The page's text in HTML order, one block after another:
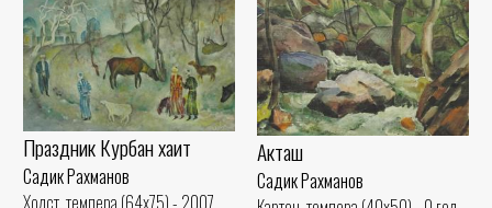
Акташ
Садик Рахманов
Праздник Курбан хаит
Садик Рахманов
Холст, темпера (64x75) - 2007